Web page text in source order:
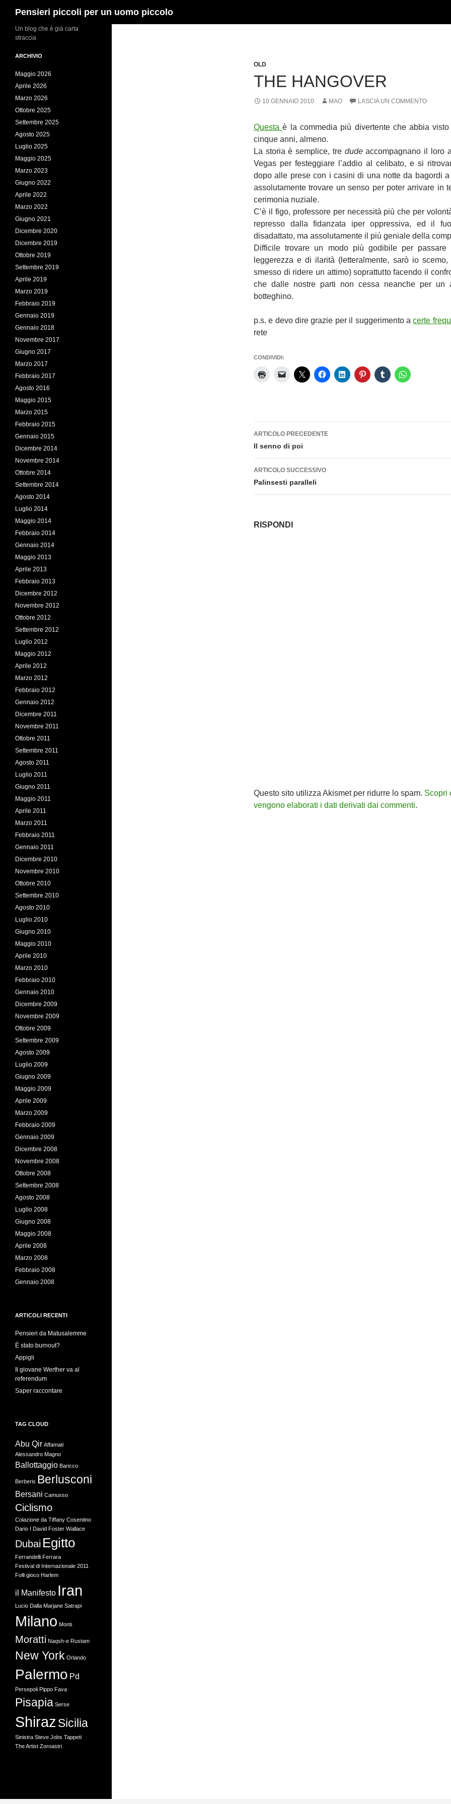
contenuto
Pensieri piccoli per un uomo piccolo
OLD
THE HANGOVER
10 GENNAIO 2010 MAO LASCIA UN COMMENTO
Questaè la commedia più divertente che abbia
cinque anni, almeno.
La storia è semplice, tre dudeaccompagnano il loro
Vegas per festeggiare l’addio al celibato, e si
dopo alle prese con i casini di una notte da bagordi
assolutamente trovare un senso per poter arrivare in
cerimonia nuziale.
C’è il figo, professore per necessità più che per
represso dalla fidanzata iper oppressiva, ed il
disadattato, ma assolutamente il più geniale della
Difficile trovare un modo più godibile per
leggerezza e di ilarità (letteralmente, sarò io
smesso di ridere un attimo) soprattutto facendo il
che dalle nostre parti non cessa neanche per un
botteghino.
p.s. e devo dire grazie per il suggerimento acerte
rete
CONDIVIDI:
Navigazione
articolo
ARTICOLO PRECEDENTE
Il senno di poi
ARTICOLO SUCCESSIVO
Palinsesti paralleli
RISPONDI
Questo sito utilizza Akismet per ridurre lo spam. Scopri
vengono elaborati i dati derivati dai commenti.
Un blog che è già carta
straccia
ARCHIVIO
Maggio 2026
Aprile 2026
Marzo 2026
Ottobre 2025
Settembre 2025
Agosto 2025
Luglio 2025
Maggio 2025
Marzo 2023
Giugno 2022
Aprile 2022
Marzo 2022
Giugno 2021
Dicembre 2020
Dicembre 2019
Ottobre 2019
Settembre 2019
Aprile 2019
Marzo 2019
Febbraio 2019
Gennaio 2019
Gennaio 2018
Novembre 2017
Giugno 2017
Marzo 2017
Febbraio 2017
Agosto 2016
Maggio 2015
Marzo 2015
Febbraio 2015
Gennaio 2015
Dicembre 2014
Novembre 2014
Ottobre 2014
Settembre 2014
Agosto 2014
Luglio 2014
Maggio 2014
Febbraio 2014
Gennaio 2014
Maggio 2013
Aprile 2013
Febbraio 2013
Dicembre 2012
Novembre 2012
Ottobre 2012
Settembre 2012
Luglio 2012
Maggio 2012
Aprile 2012
Marzo 2012
Febbraio 2012
Gennaio 2012
Dicembre 2011
Novembre 2011
Ottobre 2011
Settembre 2011
Agosto 2011
Luglio 2011
Giugno 2011
Maggio 2011
Aprile 2011
Marzo 2011
Febbraio 2011
Gennaio 2011
Dicembre 2010
Novembre 2010
Ottobre 2010
Settembre 2010
Agosto 2010
Luglio 2010
Giugno 2010
Maggio 2010
Aprile 2010
Marzo 2010
Febbraio 2010
Gennaio 2010
Dicembre 2009
Novembre 2009
Ottobre 2009
Settembre 2009
Agosto 2009
Luglio 2009
Giugno 2009
Maggio 2009
Aprile 2009
Marzo 2009
Febbraio 2009
Gennaio 2009
Dicembre 2008
Novembre 2008
Ottobre 2008
Settembre 2008
Agosto 2008
Luglio 2008
Giugno 2008
Maggio 2008
Aprile 2008
Marzo 2008
Febbraio 2008
Gennaio 2008
ARTICOLI RECENTI
Pensieri da Matusalemme
É stato burnout?
Appigli
Il giovane Werther va al
referendum
Saper raccontare
TAG CLOUD
Abu Qir Affamati
Alessandro Magno
Ballottaggio Baricco
Berberis Berlusconi
Bersani Camusso
Ciclismo
Colazione da Tiffany Cosentino
Dario I David Foster Wallace
Dubai Egitto
Ferrandelli Ferrara
Festival di Internazionale 2011
Folli gioco Harlem
il Manifesto Iran
Lucio Dalla Marjane Satrapi
Milano Monti
Moratti Naqsh-e Rustam
New York Orlando
Palermo Pd
Persepoli Pippo Fava
Pisapia Serse
Shiraz Sicilia
Sinistra Steve Jobs Tappeti
The Artist Zoroastri